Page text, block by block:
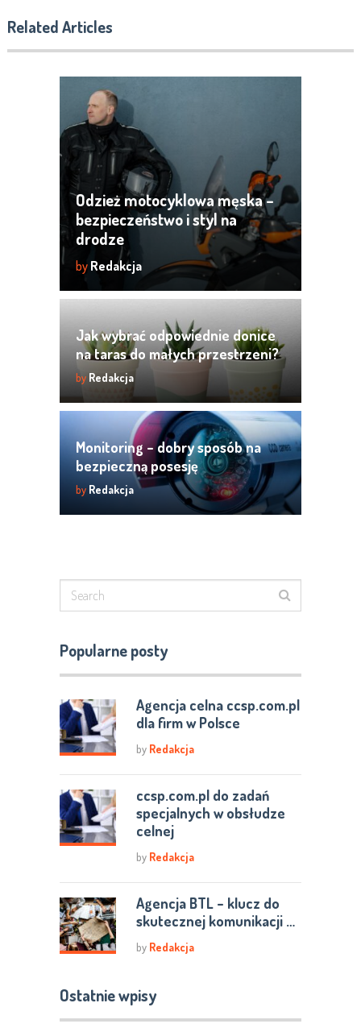
Related Articles
Odzież motocyklowa męska –
bezpieczeństwo i styl na
drodze
by Redakcja
Jak wybrać odpowiednie donice
na taras do małych przestrzeni?
by Redakcja
Monitoring – dobry sposób na
bezpieczną posesję
by Redakcja
Popularne posty
Agencja celna ccsp.com.pl
dla firm w Polsce
by Redakcja
ccsp.com.pl do zadań
specjalnych w obsłudze
celnej
by Redakcja
Agencja BTL – klucz do
skutecznej komunikacji …
by Redakcja
Ostatnie wpisy